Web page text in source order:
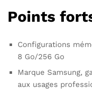
Points
Configurations
8 Go/256 Go
Marque Samsung,
aux usages